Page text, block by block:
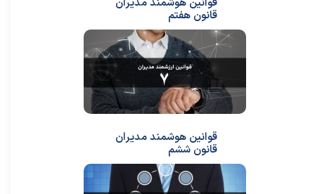
قانون هفتم
قوانین هوشمند مدیران
قانون ششم